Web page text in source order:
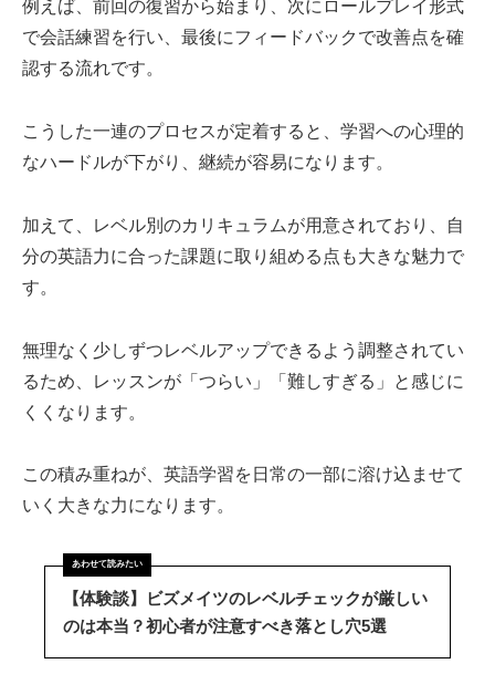
例えば、前回の復習から始まり、次にロールプレイ形式
で会話練習を行い、最後にフィードバックで改善点を確
認する流れです。
こうした一連のプロセスが定着すると、学習への心理的
なハードルが下がり、継続が容易になります。
加えて、レベル別のカリキュラムが用意されており、自
分の英語力に合った課題に取り組める点も大きな魅力で
す。
無理なく少しずつレベルアップできるよう調整されてい
るため、レッスンが「つらい」「難しすぎる」と感じに
くくなります。
この積み重ねが、英語学習を日常の一部に溶け込ませて
いく大きな力になります。
【体験談】ビズメイツのレベルチェックが厳しい
のは本当？初心者が注意すべき落とし穴5選